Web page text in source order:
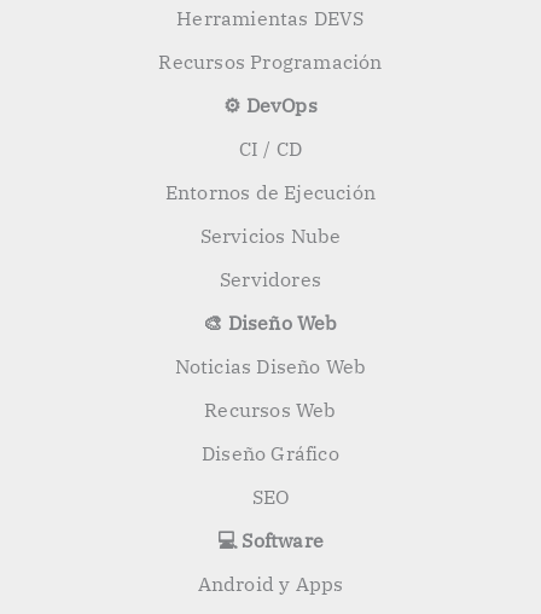
Herramientas DEVS
Recursos Programación
⚙️ DevOps
CI / CD
Entornos de Ejecución
Servicios Nube
Servidores
🎨 Diseño Web
Noticias Diseño Web
Recursos Web
Diseño Gráfico
SEO
💻 Software
Android y Apps